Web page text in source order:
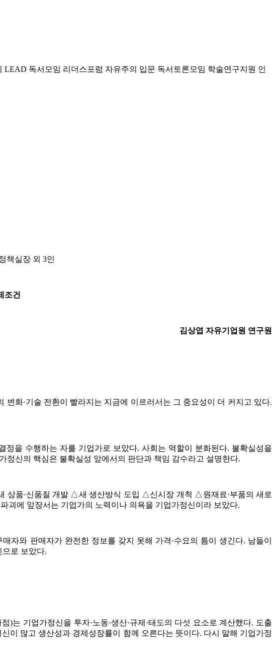
LEAD 독서모임 리더스포럼 자유주의 입문 독서토론모임 학술연구지원 인
책실장 외 3인
조건
김상엽 자유기업원 연구원
화·기술 전환이 빨라지는 지금에 이르러서는 그 중요성이 더 커지고 있다.
정을 수행하는 자를 기업가로 보았다. 사회는 역할이 분화된다. 불확실성을
정신의 핵심은 불확실성 앞에서의 판단과 책임 감수라고 설명한다.
상품·신품질 개발 △새 생산방식 도입 △신시장 개척 △원재료·부품의 새로
괴에 앞장서는 기업가의 노력이나 의욕을 기업가정신이라 보았다.
자와 판매자가 완전한 정보를 갖지 못해 가격·수요의 틈이 생긴다. 남들이
으로 보았다.
는 기업가정신을 투자·노동·생산·규제·태도의 다섯 요소로 계산했다. 도출
이 많고 생산성과 경제성장률이 함께 오른다는 뜻이다. 다시 말해 기업가정